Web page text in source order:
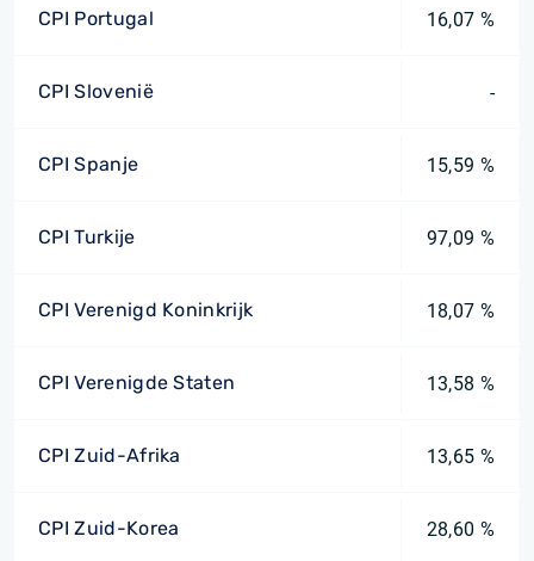
CPI Portugal 16,07 %
CPI Slovenië -
CPI Spanje 15,59 %
CPI Turkije 97,09 %
CPI Verenigd Koninkrijk 18,07 %
CPI Verenigde Staten 13,58 %
CPI Zuid-Afrika 13,65 %
CPI Zuid-Korea 28,60 %